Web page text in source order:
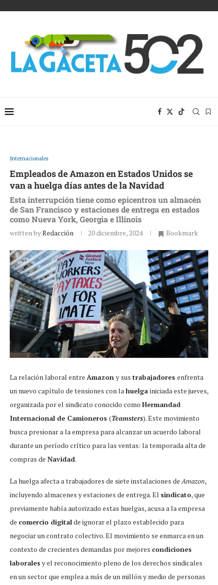
Internacionales
Empleados de Amazon en Estados Unidos se
van a huelga días antes de la Navidad
Esta interrupción tiene como epicentros un almacén
de San Francisco y estaciones de entrega en estados
como Nueva York, Georgia e Illinois
written byRedacción 20 diciembre, 2024 Bookmark
La relación laboral entre Amazon y sus trabajadores enfrenta
un nuevo capítulo de tensiones con lahuelga iniciada este jueves,
organizada por el sindicato conocido como Hermandad
Internacional de Camioneros (Teamsters). Este movimiento
busca presionar a la empresa para alcanzar un acuerdo laboral
durante un período crítico para las ventas: la temporada alta de
compras de Navidad.
La huelga afecta a trabajadores de siete instalaciones deAmazon,
incluyendo almacenes y estaciones de entrega. El sindicato, que
previamente había autorizado estas huelgas, acusa a la empresa
de comercio digitalde ignorar el plazo establecido para
negociar un contrato colectivo. El movimiento se enmarca en un
contexto de crecientes demandas por mejores condiciones
laborales y el reconocimiento pleno de los derechos sindicales
en un sector que emplea a más de un millón y medio de personas